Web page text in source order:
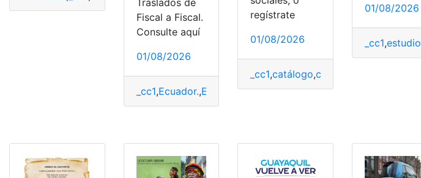
Fiscal a Fiscal.
Consulte aquí
01/08/2026
_cc1,Ecuador.,EducarEcuador,Estudiante,Estudiantes
regístrate
01/08/2026
_cc1,catálogo,contratación
01/08/2026
_cc1,estudio